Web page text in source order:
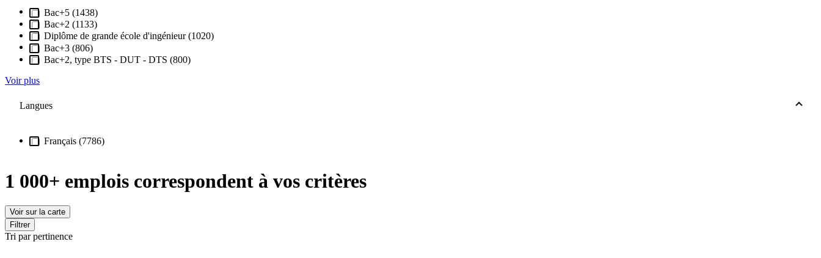
Bac+5 (1438)
Bac+2 (1133)
Diplôme de grande école d'ingénieur (1020)
Bac+3 (806)
Bac+2, type BTS - DUT - DTS (800)
Voir plus
Langues
Français (7786)
1 000+ emplois correspondent à vos critères
Voir sur la carte
Filtrer
Tri par pertinence